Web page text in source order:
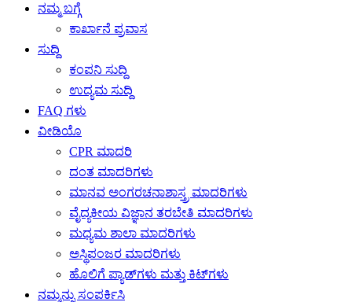
ನಮ್ಮ ಬಗ್ಗೆ
ಕಾರ್ಖಾನೆ ಪ್ರವಾಸ
ಸುದ್ದಿ
ಕಂಪನಿ ಸುದ್ದಿ
ಉದ್ಯಮ ಸುದ್ದಿ
FAQ ಗಳು
ವೀಡಿಯೊ
CPR ಮಾದರಿ
ದಂತ ಮಾದರಿಗಳು
ಮಾನವ ಅಂಗರಚನಾಶಾಸ್ತ್ರ ಮಾದರಿಗಳು
ವೈದ್ಯಕೀಯ ವಿಜ್ಞಾನ ತರಬೇತಿ ಮಾದರಿಗಳು
ಮಧ್ಯಮ ಶಾಲಾ ಮಾದರಿಗಳು
ಅಸ್ಥಿಪಂಜರ ಮಾದರಿಗಳು
ಹೊಲಿಗೆ ಪ್ಯಾಡ್‌ಗಳು ಮತ್ತು ಕಿಟ್‌ಗಳು
ನಮ್ಮನ್ನು ಸಂಪರ್ಕಿಸಿ